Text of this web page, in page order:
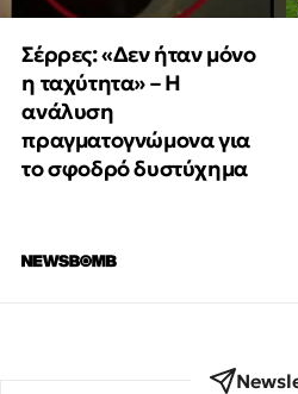
Σέρρες: «Δεν ήταν μόνο
η ταχύτητα» – Η
ανάλυση
πραγματογνώμονα για
το σφοδρό δυστύχημα